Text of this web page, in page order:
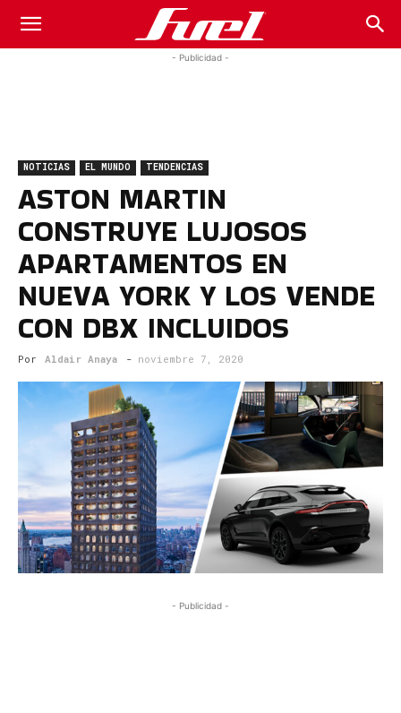
Fuel
Magazine
- Publicidad -
NOTICIAS EL MUNDO TENDENCIAS
ASTON MARTIN
CONSTRUYE LUJOSOS
APARTAMENTOS EN
NUEVA YORK Y LOS VENDE
CON DBX INCLUIDOS
Por Aldair Anaya - noviembre 7, 2020
- Publicidad -